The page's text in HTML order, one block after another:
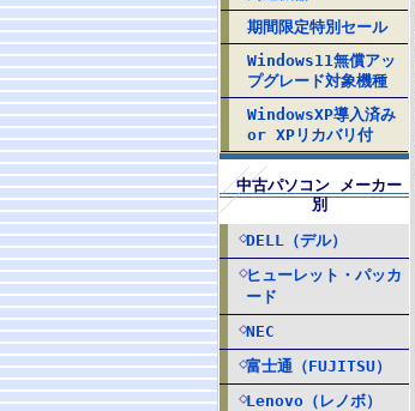
期間限定特別セール
Windows11無償アッ
プグレード対象機種
WindowsXP導入済み
or XPリカバリ付
中古パソコン メーカー
別
DELL（デル）
ヒューレット・パッカ
ード
NEC
富士通（FUJITSU）
Lenovo（レノボ）